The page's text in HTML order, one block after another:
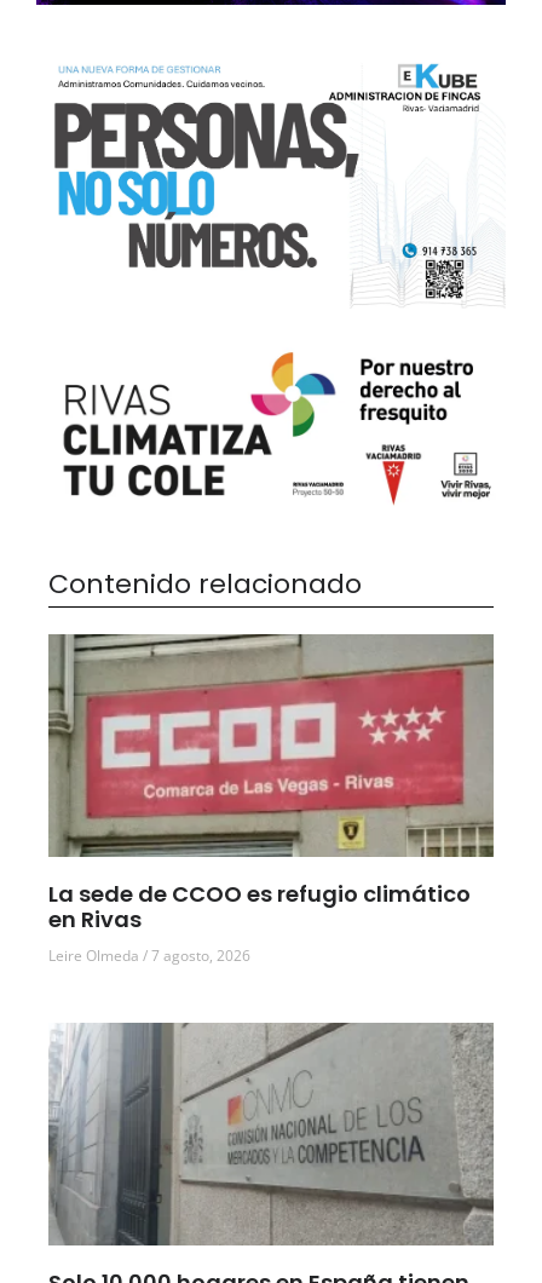
Contenido relacionado
La sede de CCOO es refugio climático
en Rivas
Leire Olmeda 7 agosto, 2026